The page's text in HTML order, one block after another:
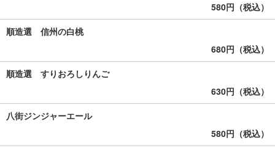
580円（税込）
順造選 信州の白桃
680円（税込）
順造選 すりおろしりんご
630円（税込）
八街ジンジャーエール
580円（税込）